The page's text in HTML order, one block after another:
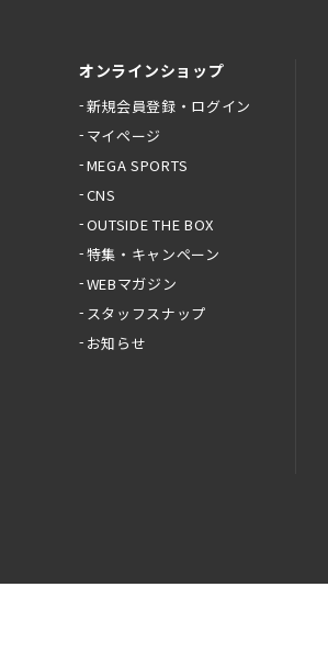
オンラインショップ
新規会員登録・ログイン
マイページ
MEGA SPORTS
CNS
OUTSIDE THE BOX
特集・キャンペーン
WEBマガジン
スタッフスナップ
お知らせ